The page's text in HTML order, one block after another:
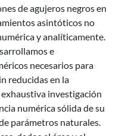
de agujeros negros en
asintóticos no
y analíticamente.
e
necesarios para
reducidas en la
investigación
numérica sólida de su
parámetros naturales.